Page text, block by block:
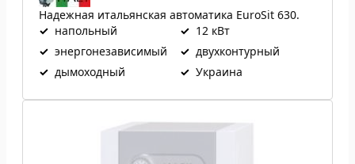
Надежная итальянская автоматика EuroSit 630.
✓ напольный ✓ 12 кВт
✓ энергонезависимый ✓ двухконтурный
✓ дымоходный ✓ Украина